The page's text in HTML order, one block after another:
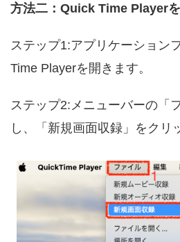
方法二：Quick Time Playerを
ステップ1:アプリケーション
Time Playerを開きます。
ステップ2:メニューバーの「
し、「新規画面収録」をクリ